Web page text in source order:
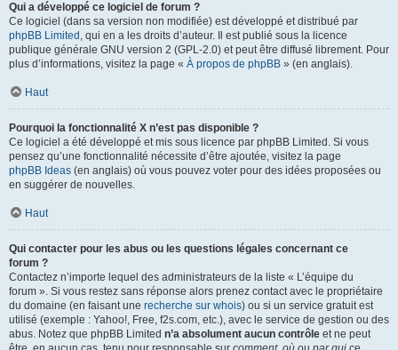
Qui a développé ce logiciel de forum ?
Ce logiciel (dans sa version non modifiée) est développé et distribué par
phpBB Limited , qui en a les droits d’auteur. Il est publié sous la licence
publique générale GNU version 2 (GPL-2.0) et peut être diffusé librement. Pour
plus d’informations, visitez la page « À propos de phpBB » (en anglais).
Haut
Pourquoi la fonctionnalité X n’est pas disponible ?
Ce logiciel a été développé et mis sous licence par phpBB Limited. Si vous
pensez qu’une fonctionnalité nécessite d’être ajoutée, visitez la page
phpBB Ideas (en anglais) où vous pouvez voter pour des idées proposées ou
en suggérer de nouvelles.
Haut
Qui contacter pour les abus ou les questions légales concernant ce
forum ?
Contactez n’importe lequel des administrateurs de la liste « L’équipe du
forum ». Si vous restez sans réponse alors prenez contact avec le propriétaire
du domaine (en faisant une recherche sur whois) ou si un service gratuit est
utilisé (exemple : Yahoo!, Free, f2s.com, etc.), avec le service de gestion ou des
abus. Notez que phpBB Limited n’a absolument aucun contrôle et ne peut